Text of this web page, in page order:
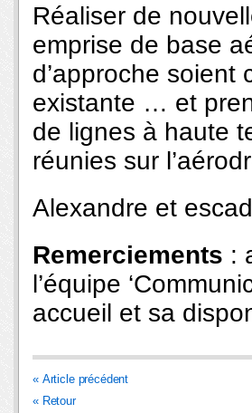
Réaliser de
emprise de base
d’approche soient
existante … et
de lignes à haute
réunies sur
Alexandre et
Remerciements :
l’équipe
accueil et sa
« Article précédent
« Retour